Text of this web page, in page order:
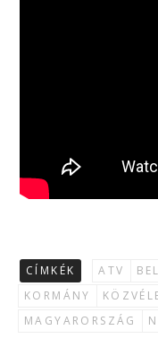
CÍMKÉK ATV
KORMÁNY
MAGYARORSZÁG